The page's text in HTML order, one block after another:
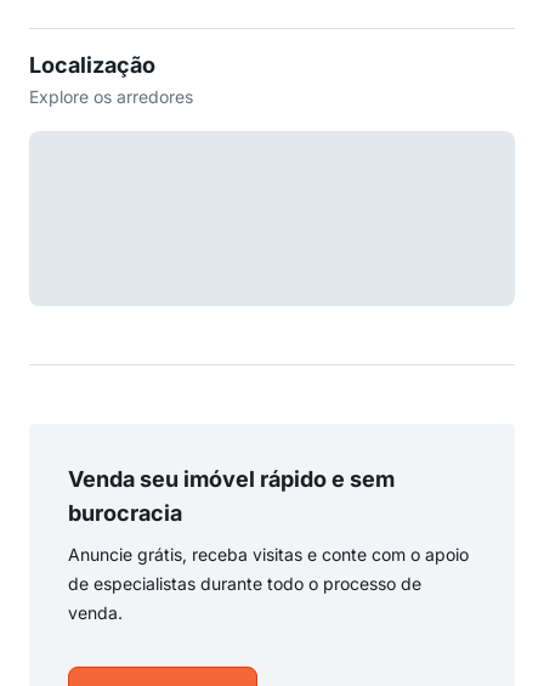
Localização
Explore os arredores
Venda seu imóvel rápido e sem
burocracia
Anuncie grátis, receba visitas e conte com o apoio
de especialistas durante todo o processo de
venda.